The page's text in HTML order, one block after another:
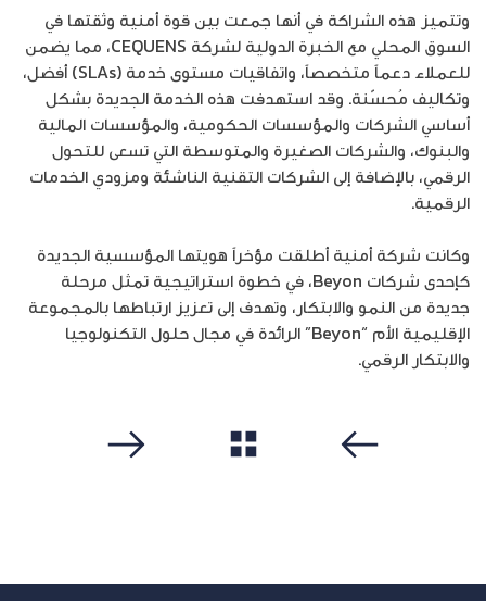
وتتميز هذه الشراكة في أنها جمعت بين قوة أمنية وثقتها في
السوق المحلي مع الخبرة الدولية لشركة CEQUENS، مما يضمن
للعملاء دعماً متخصصاً، واتفاقيات مستوى خدمة (SLAs) أفضل،
وتكاليف مُحسّنة. وقد استهدفت هذه الخدمة الجديدة بشكل
أساسي الشركات والمؤسسات الحكومية، والمؤسسات المالية
والبنوك، والشركات الصغيرة والمتوسطة التي تسعى للتحول
الرقمي، بالإضافة إلى الشركات التقنية الناشئة ومزودي الخدمات
الرقمية.
وكانت شركة أمنية أطلقت مؤخراً هويتها المؤسسية الجديدة
كإحدى شركات Beyon، في خطوة استراتيجية تمثل مرحلة
جديدة من النمو والابتكار، وتهدف إلى تعزيز ارتباطها بالمجموعة
الإقليمية الأم “Beyon” الرائدة في مجال حلول التكنولوجيا
والابتكار الرقمي.